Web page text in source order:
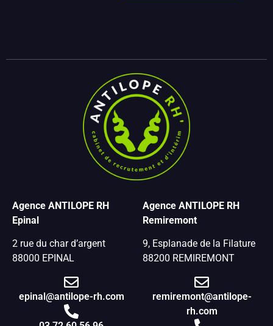
Agence ANTILOPE RH
Epinal
2 rue du char d’argent
88000 EPINAL
epinal@antilope-rh.com
Agence ANTILOPE RH
Remiremont
9, Esplanade de la Filature
88200 REMIREMONT
remiremont@antilope-
rh.com